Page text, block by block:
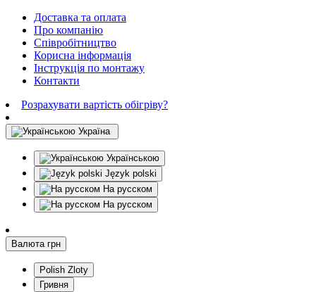
Доставка та оплата
Про компанію
Співробітництво
Корисна інформація
Інструкція по монтажу
Контакти
Розрахувати вартість обігріву?
Україна
Українською
Język polski
На русском
На русском
Валюта грн
Polish Zloty
Гривня